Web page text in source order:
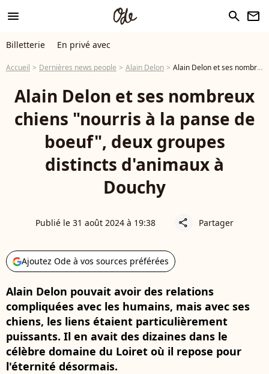
menu search newsletter
Billetterie En privé avec
Accueil Dernières news people Alain Delon Alain Delon et ses nombreux chiens "nourris à la panse de boeuf", deux groupes distincts d'animaux à Douchy
Alain Delon et ses nombreux
chiens "nourris à la panse de
boeuf", deux groupes
distincts d'animaux à
Douchy
Publié le 31 août 2024 à 19:38 share Partager
Ajoutez Ode à vos sources préférées
Alain Delon pouvait avoir des relations
compliquées avec les humains, mais avec ses
chiens, les liens étaient particulièrement
puissants. Il en avait des dizaines dans le
célèbre domaine du Loiret où il repose pour
l'éternité désormais.